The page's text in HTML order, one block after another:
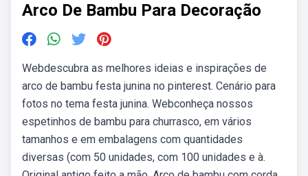
Arco De Bambu Para Decoração
Webdescubra as melhores ideias e inspirações de
arco de bambu festa junina no pinterest. Cenário para
fotos no tema festa junina. Webconheça nossos
espetinhos de bambu para churrasco, em vários
tamanhos e em embalagens com quantidades
diversas (com 50 unidades, com 100 unidades e à.